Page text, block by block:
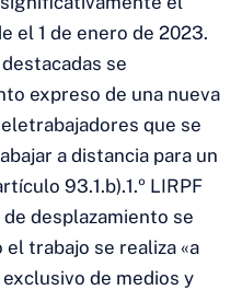
el 1 de enero de 2023.
se
expreso de una nueva
que se
a distancia para un
93.1.b).1.º LIRPF
desplazamiento se
trabajo se realiza «a
de medios y